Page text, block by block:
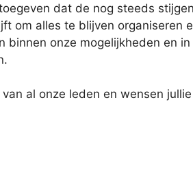
dat de nog steeds
om alles te blijven organiseren
binnen onze mogelijkheden en
al onze leden en wensen